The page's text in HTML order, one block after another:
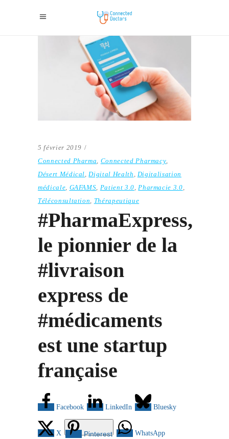
5 février 2019
Connected Pharma, Connected Pharmacy,
Désert Médical,Digital Health , Digitalisation
médicale, GAFAMS, Patient 3.0,Pharmacie 3.0,
Téléconsultation, Thérapeutique
#PharmaExpress,
le pionnier de la
#livraison
express de
#médicaments
est une startup
française
Facebook LinkedIn Bluesky
X Pinterest WhatsApp